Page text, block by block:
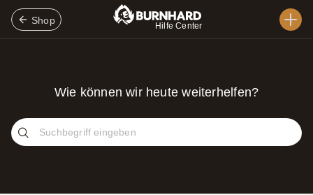
Shop
Hilfe Center
Wie können wir heute weiterhelfen?